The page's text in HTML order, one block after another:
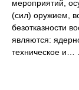
мероприятий,
(сил) оружием,
безотказности
являются:
техническое